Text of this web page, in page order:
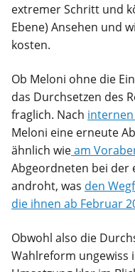
extremer Schritt und
Ebene) Ansehen und
kosten.
Ob Meloni ohne die
das Durchsetzen des
fraglich. Nach internen
Meloni eine erneute
ähnlich wieam
Abgeordneten bei der
androht, was den
die ihnen ab Februar
Obwohl also die
Wahlreform ungewiss